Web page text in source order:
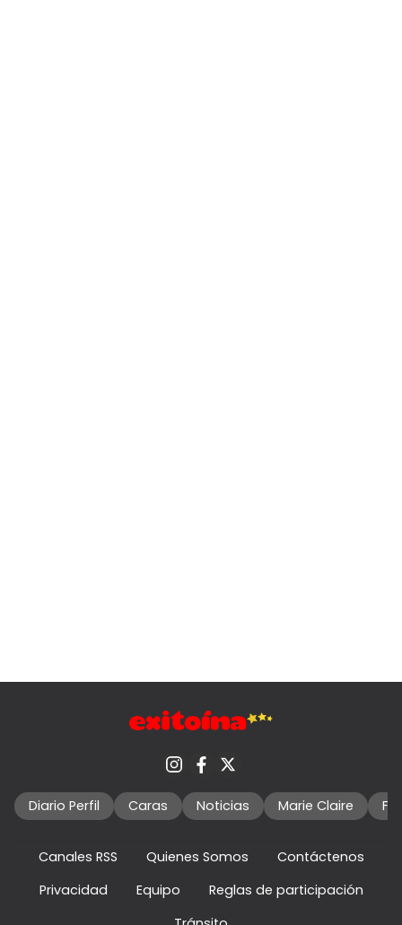
Diario Perfil Caras Noticias Marie Claire
Canales RSS Quienes Somos
Contáctenos
Privacidad
Equipo
Reglas de participación